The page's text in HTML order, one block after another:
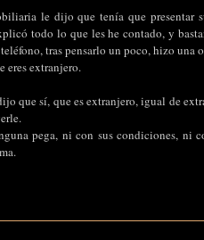
le dijo que tenía que presentar
todo lo que les he contado, y
tras pensarlo un poco, hizo
eres extranjero.
que sí, que es extranjero, igual de
pega, ni con sus condiciones, ni